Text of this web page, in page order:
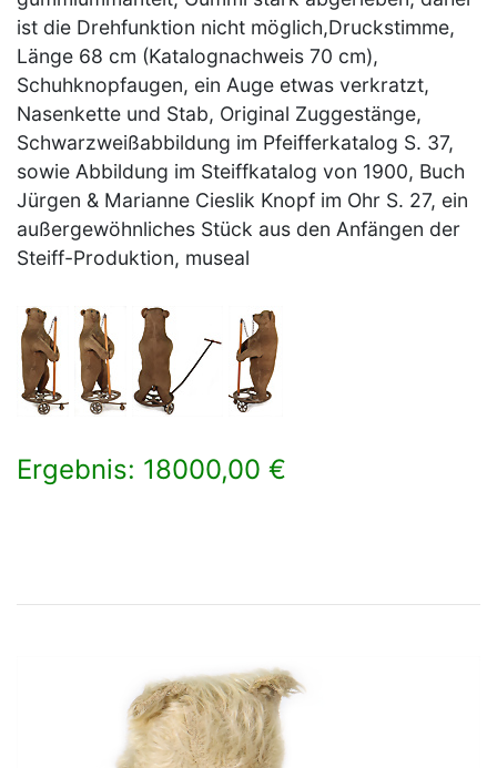
ist die Drehfunktion nicht möglich,Druckstimme,
Länge 68 cm (Katalognachweis 70 cm),
Schuhknopfaugen, ein Auge etwas verkratzt,
Nasenkette und Stab, Original Zuggestänge,
Schwarzweißabbildung im Pfeifferkatalog S. 37,
sowie Abbildung im Steiffkatalog von 1900, Buch
Jürgen & Marianne Cieslik Knopf im Ohr S. 27, ein
außergewöhnliches Stück aus den Anfängen der
Steiff-Produktion, museal
Ergebnis: 18000,00 €